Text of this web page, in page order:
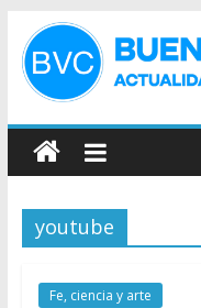
youtube
Fe, ciencia y arte